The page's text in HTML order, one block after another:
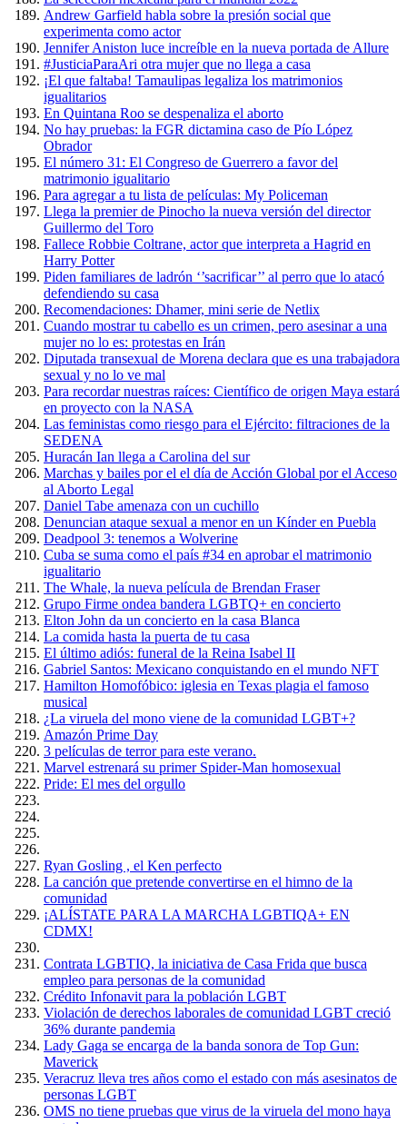
Andrew Garfield habla sobre la presión social que
experimenta como actor
Jennifer Aniston luce increíble en la nueva portada de Allure
#JusticiaParaAri otra mujer que no llega a casa
¡El que faltaba! Tamaulipas legaliza los matrimonios
igualitarios
En Quintana Roo se despenaliza el aborto
No hay pruebas: la FGR dictamina caso de Pío López
Obrador
El número 31: El Congreso de Guerrero a favor del
matrimonio igualitario
Para agregar a tu lista de películas: My Policeman
Llega la premier de Pinocho la nueva versión del director
Guillermo del Toro
Fallece Robbie Coltrane, actor que interpreta a Hagrid en
Harry Potter
Piden familiares de ladrón ‘’sacrificar’’ al perro que lo atacó
defendiendo su casa
Recomendaciones: Dhamer, mini serie de Netlix
Cuando mostrar tu cabello es un crimen, pero asesinar a una
mujer no lo es: protestas en Irán
Diputada transexual de Morena declara que es una trabajadora
sexual y no lo ve mal
Para recordar nuestras raíces: Científico de origen Maya estará
en proyecto con la NASA
Las feministas como riesgo para el Ejército: filtraciones de la
SEDENA
Huracán Ian llega a Carolina del sur
Marchas y bailes por el el día de Acción Global por el Acceso
al Aborto Legal
Daniel Tabe amenaza con un cuchillo
Denuncian ataque sexual a menor en un Kínder en Puebla
Deadpool 3: tenemos a Wolverine
Cuba se suma como el país #34 en aprobar el matrimonio
igualitario
The Whale, la nueva película de Brendan Fraser
Grupo Firme ondea bandera LGBTQ+ en concierto
Elton John da un concierto en la casa Blanca
La comida hasta la puerta de tu casa
El último adiós: funeral de la Reina Isabel II
Gabriel Santos: Mexicano conquistando en el mundo NFT
Hamilton Homofóbico: iglesia en Texas plagia el famoso
musical
¿La viruela del mono viene de la comunidad LGBT+?
Amazón Prime Day
3 películas de terror para este verano.
Marvel estrenará su primer Spider-Man homosexual
Pride: El mes del orgullo
Ryan Gosling , el Ken perfecto
La canción que pretende convertirse en el himno de la
comunidad
¡ALÍSTATE PARA LA MARCHA LGBTIQA+ EN
CDMX!
Contrata LGBTIQ, la iniciativa de Casa Frida que busca
empleo para personas de la comunidad
Crédito Infonavit para la población LGBT
Violación de derechos laborales de comunidad LGBT creció
36% durante pandemia
Lady Gaga se encarga de la banda sonora de Top Gun:
Maverick
Veracruz lleva tres años como el estado con más asesinatos de
personas LGBT
OMS no tiene pruebas que virus de la viruela del mono haya